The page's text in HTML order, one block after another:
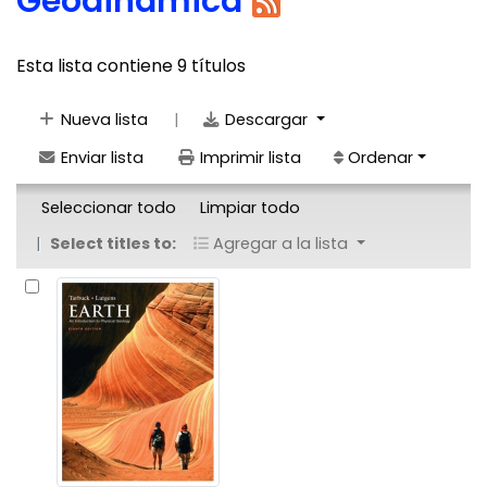
Esta lista contiene 9 títulos
Nueva lista |
Descargar
Enviar lista
Imprimir lista Ordenar
Seleccionar todo
Limpiar todo
Select titles to:
Agregar a la lista